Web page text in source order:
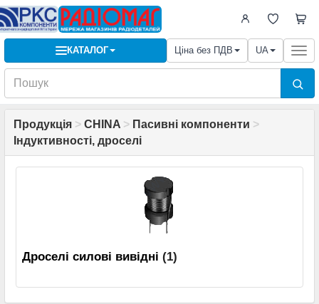
КАТАЛОГ Ціна без ПДВ UA
Продукція > CHINA > Пасивні компоненти >
Індуктивності, дроселі
Дроселі силові вивідні (1)